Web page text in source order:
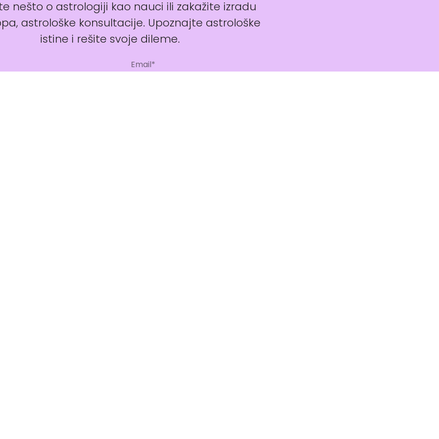
nešto o astrologiji kao nauci ili zakažite izradu
astrološke konsultacije. Upoznajte astrološke
istine i rešite svoje dileme.